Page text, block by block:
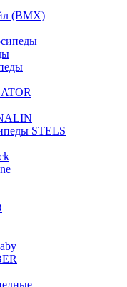
(BMX)
STELS